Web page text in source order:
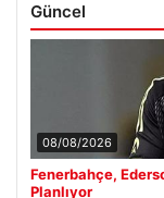
Güncel
08/08/2026
Fenerbahçe,
Planlıyor